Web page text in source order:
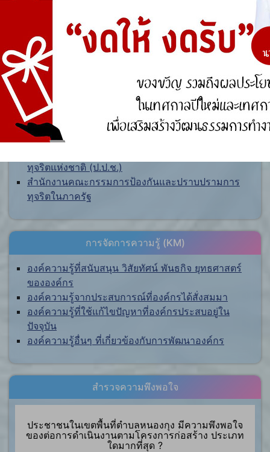
ศูนย์ร้องเรียน
ทุจริตแห่งชาติ (ป.ป.ช.)
สำนักงานคณะกรรมการป้องกันและปราบปรามการ
ทุจริตในภาครัฐ
การจัดการความรู้ (KM)
องค์ความรู้ที่สนับสนุน วิสัยทัศน์ พันธกิจ ยุทธศาสตร์
ขององค์กร
องค์ความรู้จากประสบการณ์ที่องค์กรได้สั่งสมมา
องค์ความรู้ที่ใช้แก้ไขปัญหาที่องค์กรประสบอยู่ใน
ปัจจุบัน
องค์ความรู้อื่นๆ ที่เกี่ยวข้องกับการพัฒนาองค์กร
สำรวจความพึงพอใจ
ประชาชนในเขตพื้นที่ตำบลหนองกุง มีความพึงพอใจ
ของต่อการดำเนินงานตามโครงการก่อสร้าง ประเภท
ใดมากที่สุด ?